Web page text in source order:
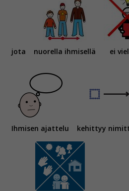
jota nuorella ihmisellä ei
Ihmisen ajattelu kehittyy